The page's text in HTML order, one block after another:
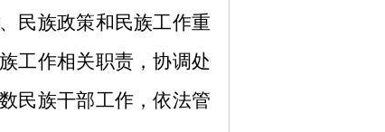
民族政策和民族工作重
工作相关职责，协调处
民族干部工作，依法管